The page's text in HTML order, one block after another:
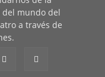
mundo del
a través de